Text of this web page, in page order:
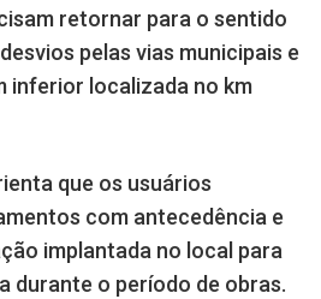
retornar para o sentido
pelas vias municipais e
inferior localizada no km
que os usuários
com antecedência e
implantada no local para
durante o período de obras.